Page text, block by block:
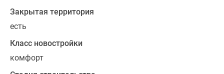
в
санузлах.
ассортименте
Закрытая территория
есть
Класс новостройки
комфорт